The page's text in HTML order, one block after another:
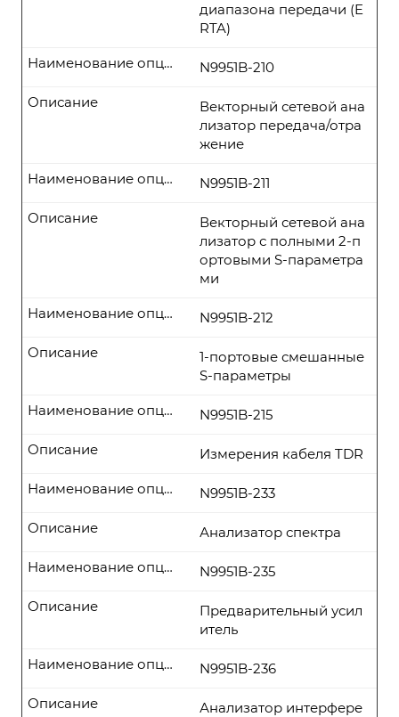
диапазона передачи (E
RTA)
N9951B-210
Наименование опции
Векторный сетевой ана
лизатор передача/отра
жение
Описание
N9951B-211
Наименование опции
Векторный сетевой ана
лизатор с полными 2-п
ортовыми S-параметра
ми
Описание
N9951B-212
Наименование опции
1-портовые смешанные
S-параметры
Описание
N9951B-215
Наименование опции
Измерения кабеля TDR
Описание
N9951B-233
Наименование опции
Анализатор спектра
Описание
N9951B-235
Наименование опции
Предварительный усил
итель
Описание
N9951B-236
Наименование опции
Анализатор интерфере
Описание